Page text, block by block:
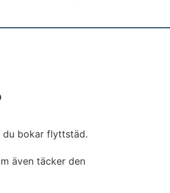
du bokar flyttstäd.
även täcker den